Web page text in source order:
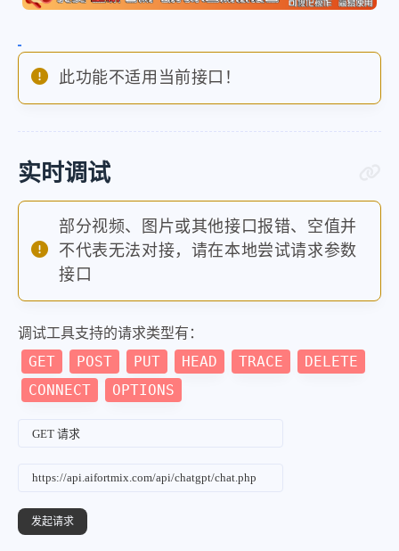
此功能不适用当前接口！
实时调试
部分视频、图片或其他接口报错、空值并
不代表无法对接，请在本地尝试请求参数
接口
调试工具支持的请求类型有：
GET POST PUT HEAD TRACE
DELETE
CONNECT
OPTIONS